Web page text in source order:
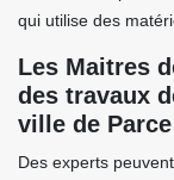
qui utilise des
Les Maitres
des travaux
ville de
Des experts